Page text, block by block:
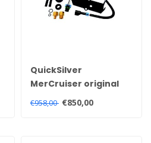
QuickSilver
MerCruiser original
Kraftstoffpumpe für
€958,00 €850,00